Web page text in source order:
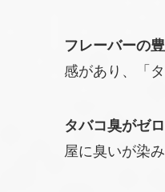
フレーバーの
感があり、「
タバコ臭がゼロ
屋に臭いが染